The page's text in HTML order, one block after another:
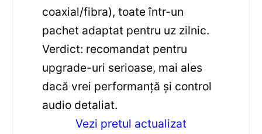
coaxial/fibra), toate într-un
pachet adaptat pentru uz zilnic.
Verdict: recomandat pentru
upgrade-uri serioase, mai ales
dacă vrei performanță și control
audio detaliat.
Vezi pretul actualizat